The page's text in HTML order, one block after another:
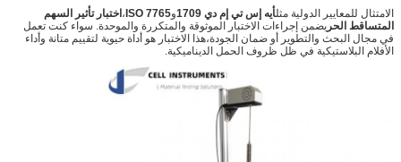
الامتثال للمعايير الدولية مثلأيه إس تي إم دي 1709 وISO 7765،اختبار تأثير السهم
المتساقط الحر يضمن إجراءات الاختبار الموثوقة والمتكررة والموحدة. سواء كنت تعمل
في مجال البحث والتطوير أو ضمان الجودة،هذا الاختبار هو أداة حيوية لتقييم متانة وأداء
الأفلام البلاستيكية في ظل ظروف الحمل الديناميكية.